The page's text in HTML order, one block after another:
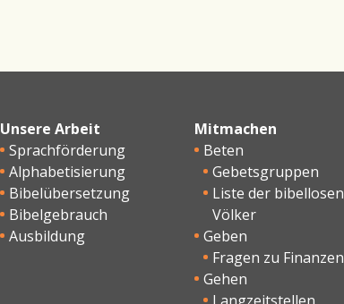
Unsere Arbeit
Sprachförderung
Alphabetisierung
Bibelübersetzung
Bibelgebrauch
Ausbildung
Mitmachen
Beten
Gebetsgruppen
Liste der bibellosen
Völker
Geben
Fragen zu Finanzen
Gehen